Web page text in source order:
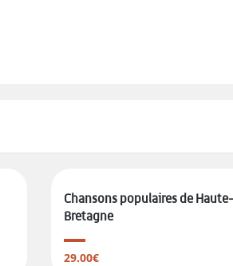
Chansons populaires de Haute-
Bretagne
29.00€